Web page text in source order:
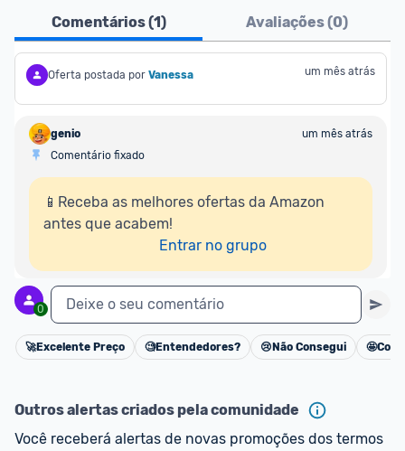
Comentários (1) Avaliações (0)
Oferta postada por Vanessa um mês atrás
genio
um mês atrás
Comentário fixado
📱Receba as melhores ofertas da Amazon
antes que acabem!
Entrar no grupo
0 Deixe o seu comentário
Cancelar
🚀Excelente Preço 🧐Entendedores? 😢 Não Consegui 🤩
Outros alertas criados pela comunidade
Você receberá alertas de novas promoções dos termos